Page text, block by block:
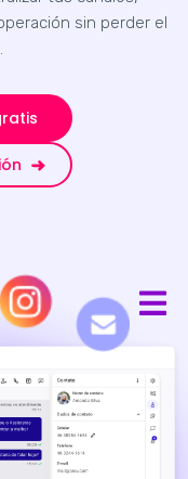
sin perder el